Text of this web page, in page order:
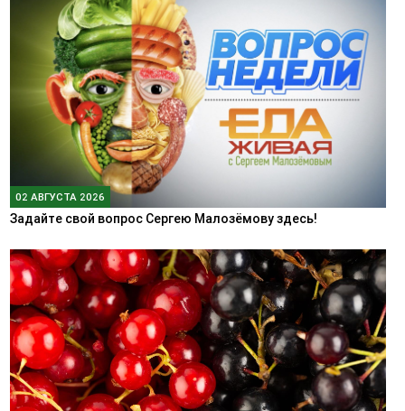
02 АВГУСТА 2026
Задайте свой вопрос Сергею Малозёмову здесь!